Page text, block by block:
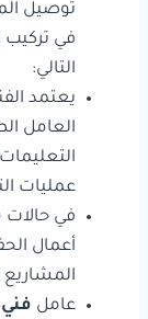
توصيل
في تركيب
التالي:
يعتمد
العامل
عمليات
في
أعمال
المشاريع
عامل